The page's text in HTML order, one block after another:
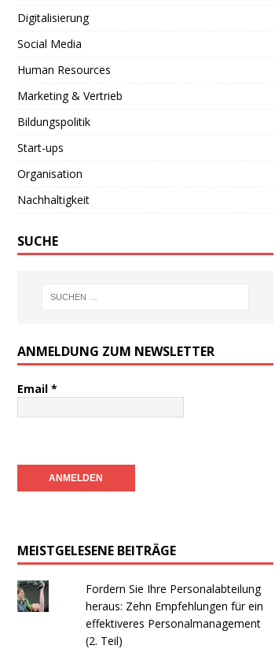
Digitalisierung
Social Media
Human Resources
Marketing & Vertrieb
Bildungspolitik
Start-ups
Organisation
Nachhaltigkeit
SUCHE
ANMELDUNG ZUM NEWSLETTER
Email *
MEISTGELESENE BEITRÄGE
Fordern Sie Ihre Personalabteilung
heraus: Zehn Empfehlungen für ein
effektiveres Personalmanagement
(2. Teil)